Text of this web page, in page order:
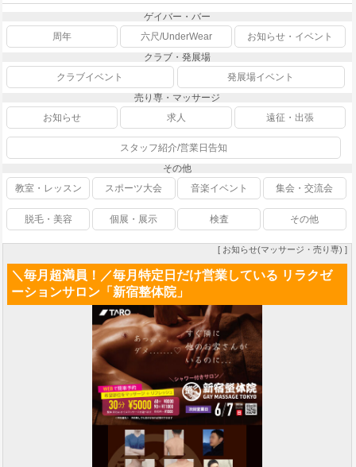
ゲイバー・バー
周年
六尺/UnderWear
お知らせ・イベント
クラブ・発展場
クラブイベント
発展場イベント
売り専・マッサージ
お知らせ
求人 遠征・出張
スタッフ紹介/営業日告知
その他
教室・レッスン
スポーツ大会 音楽イベント 集会・交流会
脱毛・美容 個展・展示 検査 その他
[ お知らせ(マッサージ・売り専) ]
＼毎月超満員！／毎月特定日だけ営業している リラクゼ
ーションサロン「新宿整体院」